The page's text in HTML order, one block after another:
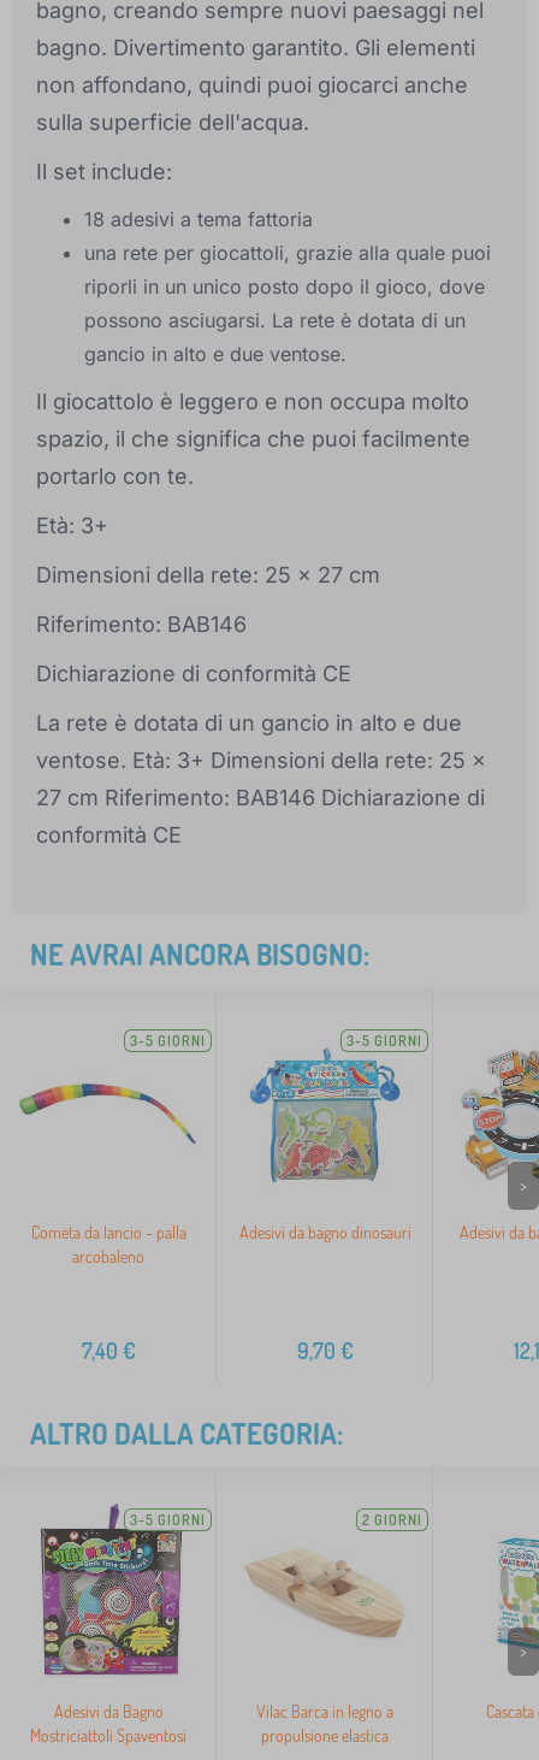
bagno, creando sempre nuovi paesaggi nel
bagno. Divertimento garantito. Gli elementi
non affondano, quindi puoi giocarci anche
sulla superficie dell'acqua.
Il set include:
18 adesivi a tema fattoria
una rete per giocattoli, grazie alla quale puoi
riporli in un unico posto dopo il gioco, dove
possono asciugarsi. La rete è dotata di un
gancio in alto e due ventose.
Il giocattolo è leggero e non occupa molto
spazio, il che significa che puoi facilmente
portarlo con te.
Età: 3+
Dimensioni della rete: 25 x 27 cm
Riferimento: BAB146
Dichiarazione di conformità CE
La rete è dotata di un gancio in alto e due
ventose. Età: 3+ Dimensioni della rete: 25 x
27 cm Riferimento: BAB146 Dichiarazione di
conformità CE
NE AVRAI ANCORA BISOGNO:
3-5 GIORNI
Cometa da lancio - palla
arcobaleno
7,40 €
3-5 GIORNI
Adesivi da bagno dinosauri
9,70 €
Adesivi da
>
ALTRO DALLA CATEGORIA:
3-5 GIORNI
Adesivi da Bagno
Mostriciattoli Spaventosi
2 GIORNI
Vilac Barca in legno a
propulsione elastica
>